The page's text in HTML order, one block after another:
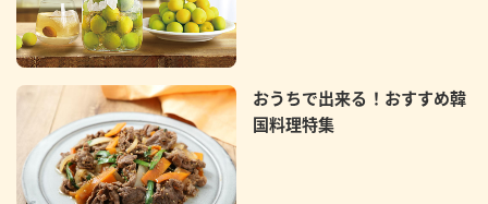
おうちで出来る！おすすめ韓
国料理特集